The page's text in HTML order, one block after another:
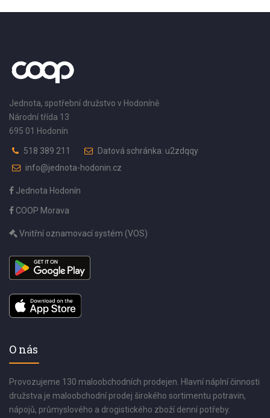
Jednota, spotřební družstvo v Hodoníně
Národní třída 13
695 01 Hodonín
518 389 211
Datová schránka: u2zdqqy
info@jednota-hodonin.cz
Jednota Hodonín
COOP Morava
Vnitřní oznamovací systém (VOS)
O nás
Provozujeme 130 maloobchodních prodejen. Hlavní náplní činnosti
družstva je maloobchodní prodej širokého sortimentu potravin,
nápojů, průmyslového a drogistického zboží denní potřeby.